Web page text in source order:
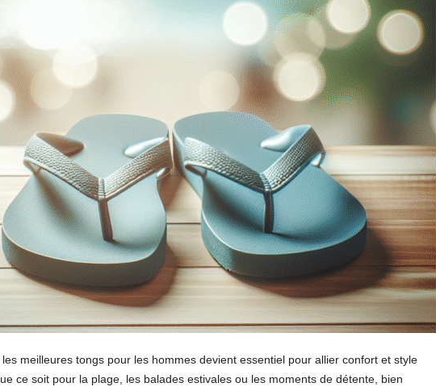
meilleures tongs pour les hommes devient essentiel pour allier confort et style
ce soit pour la plage, les balades estivales ou les moments de détente, bien